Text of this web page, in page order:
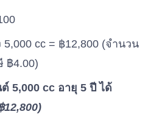
5,000 cc = ฿12,800 (จำนวน
฿4.00)
5,000 cc อายุ 5 ปี ได้
12,800)